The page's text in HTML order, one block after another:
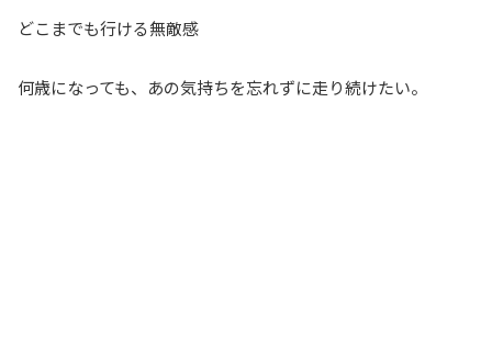
どこまでも行ける無敵感
何歳になっても、あの気持ちを忘れずに走り続けたい。